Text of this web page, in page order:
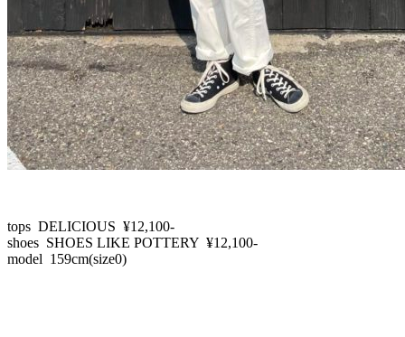
tops DELICIOUS ¥12,100-
shoes SHOES LIKE POTTERY ¥12,100-
model 159cm(size0)